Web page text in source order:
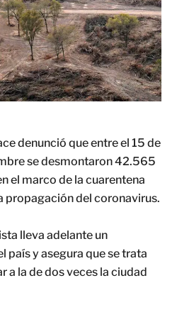
denunció que entre el 15 de
se desmontaron 42.565
el marco de la cuarentena
propagación del coronavirus.
lleva adelante un
país y asegura que se trata
a la de dos veces la ciudad